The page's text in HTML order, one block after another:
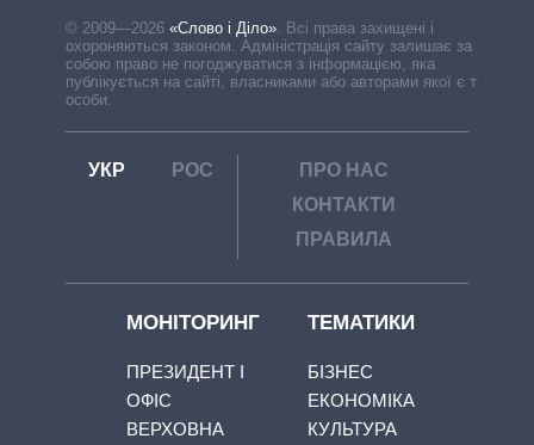
© 2009—2026 «Слово і Діло»
Всі права захищені і
охороняються законом. Адміністрація сайту залишає за
собою право не погоджуватися з інформацією, яка
публікується на сайті, власниками або авторами якої є треті
особи.
УКР РОС
ПРО НАС
КОНТАКТИ
ПРАВИЛА
МОНІТОРИНГ
ПРЕЗИДЕНТ І
ОФІС
ВЕРХОВНА
ТЕМАТИКИ
БІЗНЕС
ЕКОНОМІКА
КУЛЬТУРА